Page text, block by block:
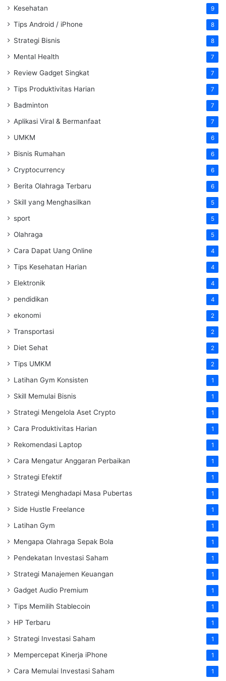
Kesehatan 9
Tips Android / iPhone 8
Strategi Bisnis 8
Mental Health 7
Review Gadget Singkat 7
Tips Produktivitas Harian 7
Badminton 7
Aplikasi Viral & Bermanfaat 7
UMKM 6
Bisnis Rumahan 6
Cryptocurrency 6
Berita Olahraga Terbaru 6
Skill yang Menghasilkan 5
sport 5
Olahraga 5
Cara Dapat Uang Online 4
Tips Kesehatan Harian 4
Elektronik 4
pendidikan 4
ekonomi 2
Transportasi 2
Diet Sehat 2
Tips UMKM 2
Latihan Gym Konsisten 1
Skill Memulai Bisnis 1
Strategi Mengelola Aset Crypto 1
Cara Produktivitas Harian 1
Rekomendasi Laptop 1
Cara Mengatur Anggaran Perbaikan 1
Strategi Efektif 1
Strategi Menghadapi Masa Pubertas 1
Side Hustle Freelance 1
Latihan Gym 1
Mengapa Olahraga Sepak Bola 1
Pendekatan Investasi Saham 1
Strategi Manajemen Keuangan 1
Gadget Audio Premium 1
Tips Memilih Stablecoin 1
HP Terbaru 1
Strategi Investasi Saham 1
Mempercepat Kinerja iPhone 1
Cara Memulai Investasi Saham 1